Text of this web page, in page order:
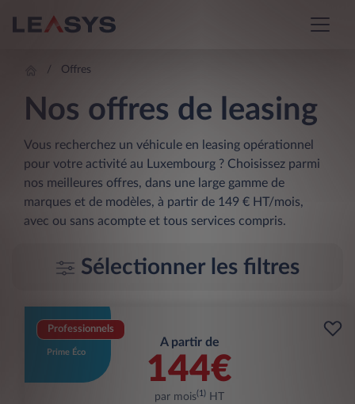
Offres
Nos offres de leasing
Vous recherchez un véhicule en leasing opérationnel
pour votre activité au Luxembourg ? Choisissez parmi
nos meilleures offres, dans une large gamme de
marques et de modèles, à partir de 149 € HT/mois,
avec ou sans acompte et tous services compris.
Sélectionner les filtres
Professionnels
Prime Éco
A partir de
144€
par mois(1) HT